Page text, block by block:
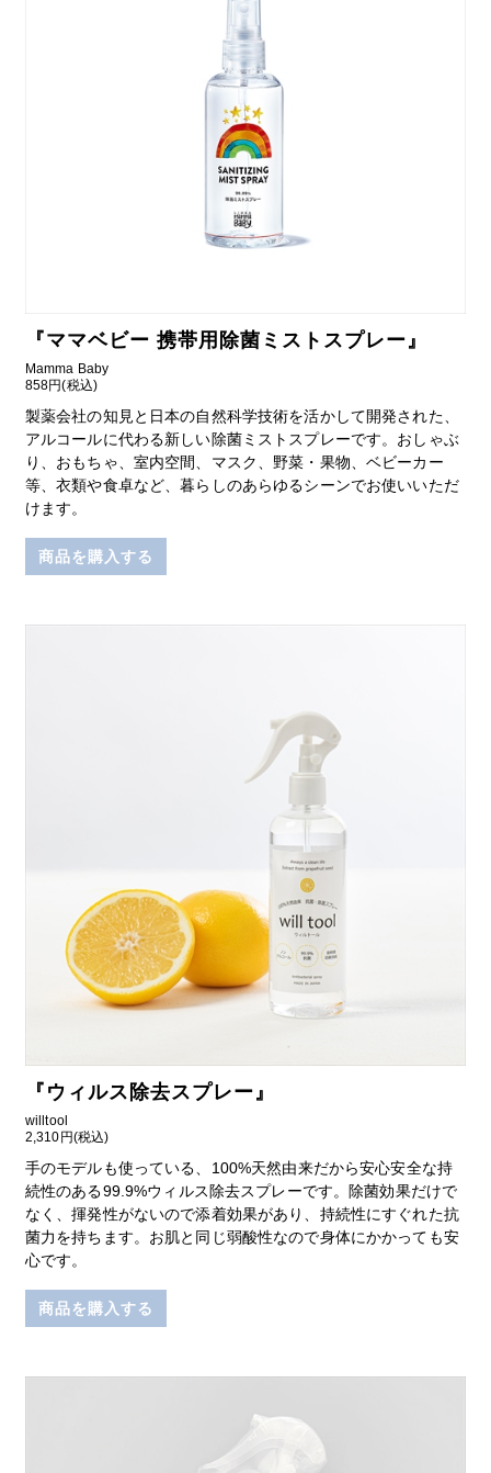
『ママベビー 携帯用除菌ミストスプレー 』
Mamma Baby
858円(税込)
製薬会社の知見と日本の自然科学技術を活かして開発された、
アルコールに代わる新しい除菌ミストスプレーです。おしゃぶ
り、おもちゃ、室内空間、マスク、野菜・果物、ベビーカー
等、衣類や食卓など、暮らしのあらゆるシーンでお使いいただ
けます。
商品を購入する
『 ウィルス除去スプレー 』
willtool
2,310円(税込)
手のモデルも使っている、100%天然由来だから安心安全な持
続性のある99.9%ウィルス除去スプレーです。除菌効果だけで
なく、揮発性がないので添着効果があり、持続性にすぐれた抗
菌力を持ちます。お肌と同じ弱酸性なので身体にかかっても安
心です。
商品を購入する